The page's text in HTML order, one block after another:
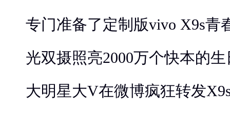
专门准备了定制版vivo X9s青
光双摄照亮2000万个快本的
大明星大V在微博疯狂转发